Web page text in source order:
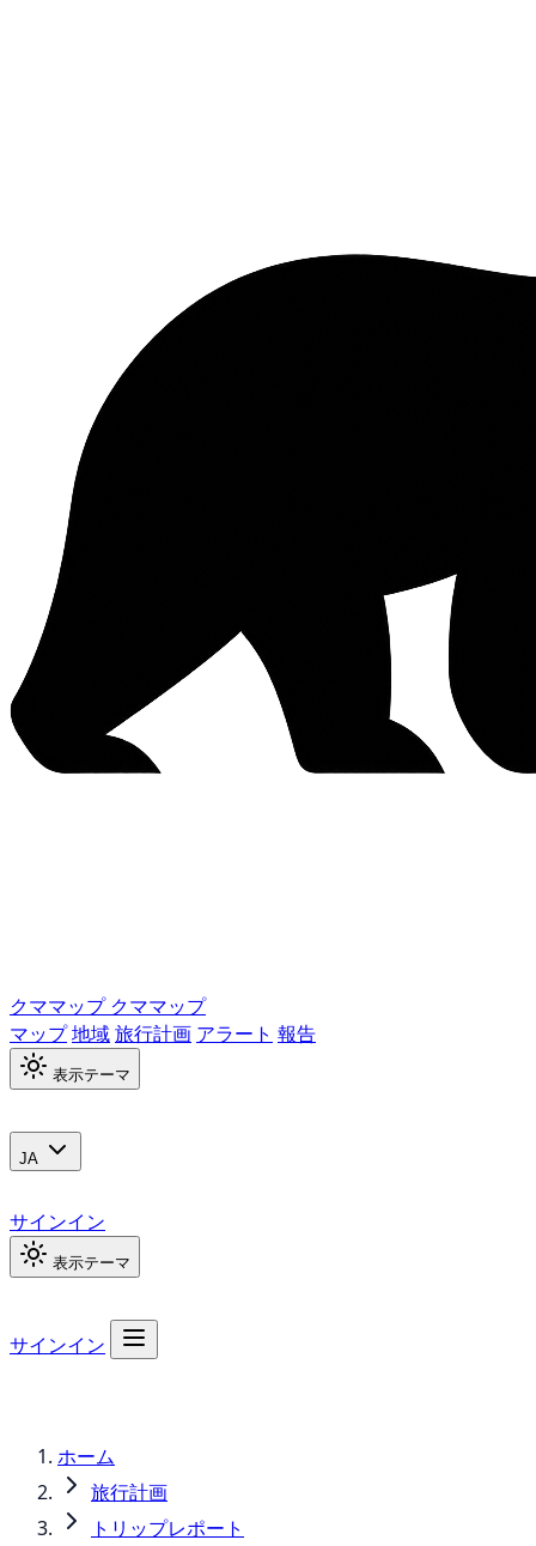
クママップ クママップ
マップ地域旅行計画 アラート 報告
表示テーマ
JA
サインイン
表示テーマ
サインイン
ホーム
旅行計画
トリップレポート